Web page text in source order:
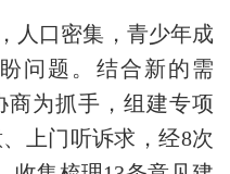
人口密集，青少年成
问题。结合新的需
商为抓手，组建专项
上门听诉求，经8次